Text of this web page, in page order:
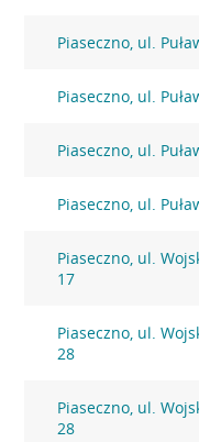
Piaseczno, ul.
Piaseczno, ul.
Piaseczno, ul.
Piaseczno, ul.
Piaseczno, ul.
17
Piaseczno, ul.
28
Piaseczno, ul.
28